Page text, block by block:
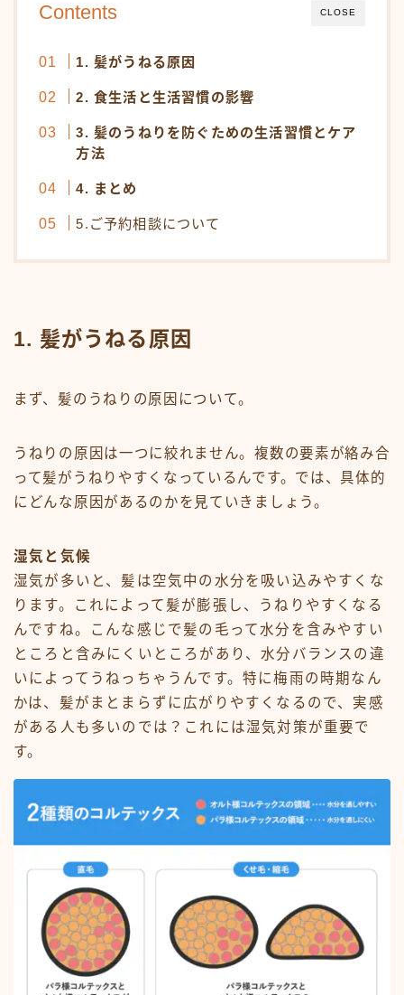
正しいヘアケア
間違ったヘアケア
KAMIMONO
AFLOAT 公式ショップ
CLOSE
Contents
1. 髪がうねる原因
2. 食生活と生活習慣の影響
3. 髪のうねりを防ぐための生活習慣とケア
方法
4. まとめ
5.ご予約相談について
1. 髪がうねる原因
まず、髪のうねりの原因について。
うねりの原因は一つに絞れません。複数の要素が絡み合
って髪がうねりやすくなっているんです。では、具体的
にどんな原因があるのかを見ていきましょう。
湿気と気候
湿気が多いと、髪は空気中の水分を吸い込みやすくな
ります。これによって髪が膨張し、うねりやすくなる
んですね。こんな感じで髪の毛って水分を含みやすい
ところと含みにくいところがあり、水分バランスの違
いによってうねっちゃうんです。特に梅雨の時期なん
かは、髪がまとまらずに広がりやすくなるので、実感
がある人も多いのでは？これには湿気対策が重要で
す。